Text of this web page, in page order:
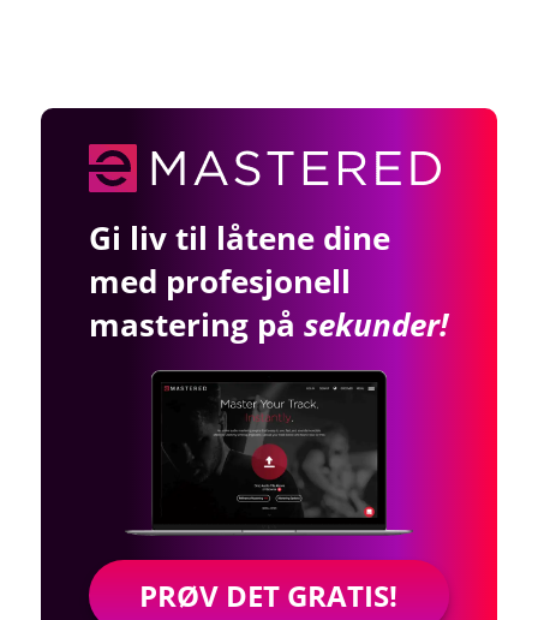
Gi liv til låtene dine
med profesjonell
mastering på sekunder!
PRØV DET GRATIS!